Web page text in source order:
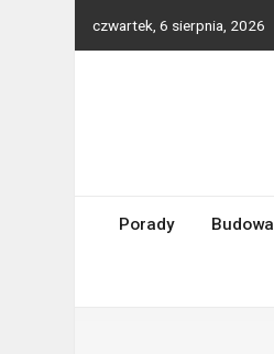
czwartek, 6 sierpnia, 2026
Porady Budowa